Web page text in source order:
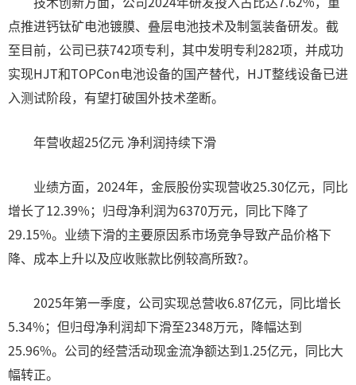
点推进钙钛矿电池镀膜、叠层电池技术及制氢装备研发。截
至目前，公司已获742项专利，其中发明专利282项，并成功
实现HJT和TOPCon电池设备的国产替代，HJT整线设备已进
入测试阶段，有望打破国外技术垄断。
年营收超25亿元 净利润持续下滑
业绩方面，2024年，金辰股份实现营收25.30亿元，同比
增长了12.39%；归母净利润为6370万元，同比下降了
29.15%。业绩下滑的主要原因系市场竞争导致产品价格下
降、成本上升以及应收账款比例较高所致?。
2025年第一季度，公司实现总营收6.87亿元，同比增长
5.34%；但归母净利润却下滑至2348万元，降幅达到
25.96%。公司的经营活动现金流净额达到1.25亿元，同比大
幅转正。